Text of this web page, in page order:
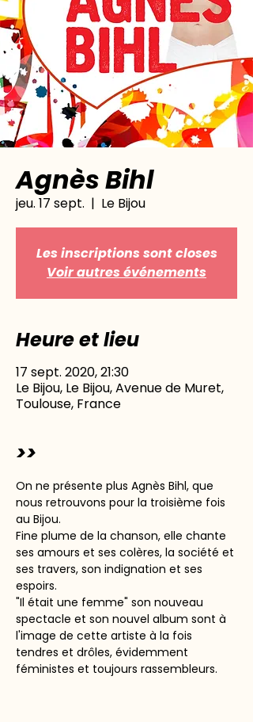
Agnès Bihl
jeu. 17 sept.
  |
Le Bijou
Les inscriptions sont closes
Voir autres événements
Heure et lieu
17 sept. 2020, 21:30
Le Bijou, Le Bijou, Avenue de Muret,
Toulouse, France
>>
On ne présente plus Agnès Bihl, que
nous retrouvons pour la troisième fois
au Bijou.
Fine plume de la chanson, elle chante
ses amours et ses colères, la société et
ses travers, son indignation et ses
espoirs.
"Il était une femme" son nouveau
spectacle et son nouvel album sont à
l'image de cette artiste à la fois
tendres et drôles, évidemment
féministes et toujours rassembleurs.